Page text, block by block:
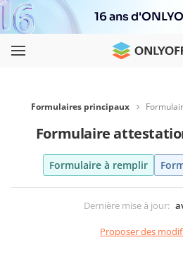
16 ans
Formulaires principaux
Formulaire
Formulaire à remplir
Dernière mise à jour:
Proposer des